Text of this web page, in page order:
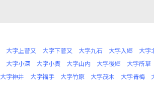
大字上菅又 大字下菅又 大字九石 大字入郷 大字
大字小深 大字小貫 大字山内 大字後郷 大字所草
大字神井 大字福手 大字竹原 大字茂木 大字青梅